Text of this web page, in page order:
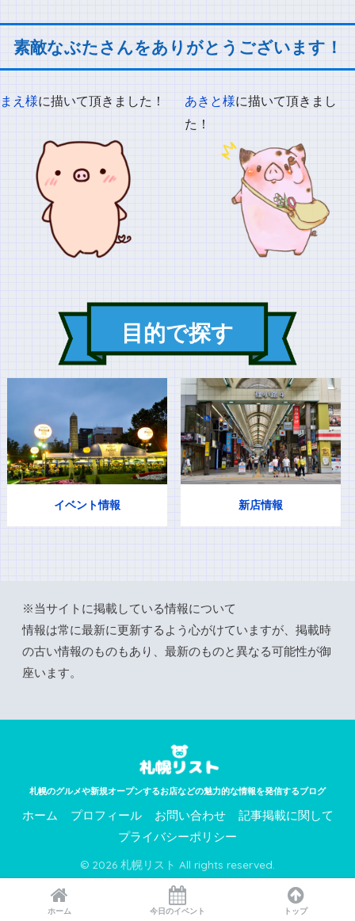
素敵なぶたさんをありがとうございます！
まえ様に描いて頂きました！ あきと様に描いて頂きまし
た！
目的で探す
イベント情報 新店情報
※当サイトに掲載している情報について
情報は常に最新に更新するよう心がけていますが、掲載時
の古い情報のものもあり、最新のものと異なる可能性が御
座います。
札幌のグルメや新規オープンするお店などの魅力的な情報を発信するブログ
ホーム プロフィール お問い合わせ
記事掲載に関して
プライバシーポリシー
© 2026 札幌リスト All rights reserved.
ホーム 今日のイベント トップ